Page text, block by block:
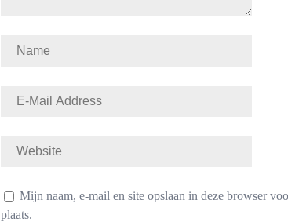
Mijn naam, e-mail en site opslaan in deze browser
plaats.